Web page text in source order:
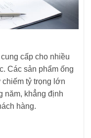
cấp cho nhiều
Các sản phẩm ống
chiếm tỷ trọng lớn
năm, khẳng định
hàng.